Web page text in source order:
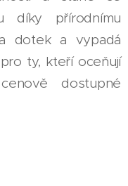
díky přírodnímu
dotek a vypadá
ty, kteří oceňují
dostupné